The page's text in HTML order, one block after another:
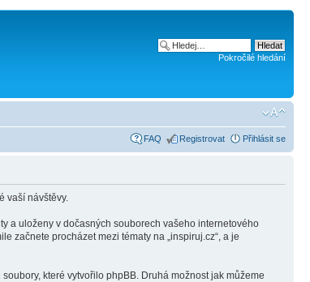
Pokročilé hledání
FAQ Registrovat Přihlásit se
vaší návštěvy.
a uloženy v dočasných souborech vašeho internetového
začnete procházet mezi tématy na „inspiruj.cz“, a je
které vytvořilo phpBB. Druhá možnost jak můžeme